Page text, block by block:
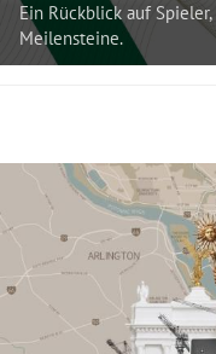
Ein Rückblick auf
Meilensteine.